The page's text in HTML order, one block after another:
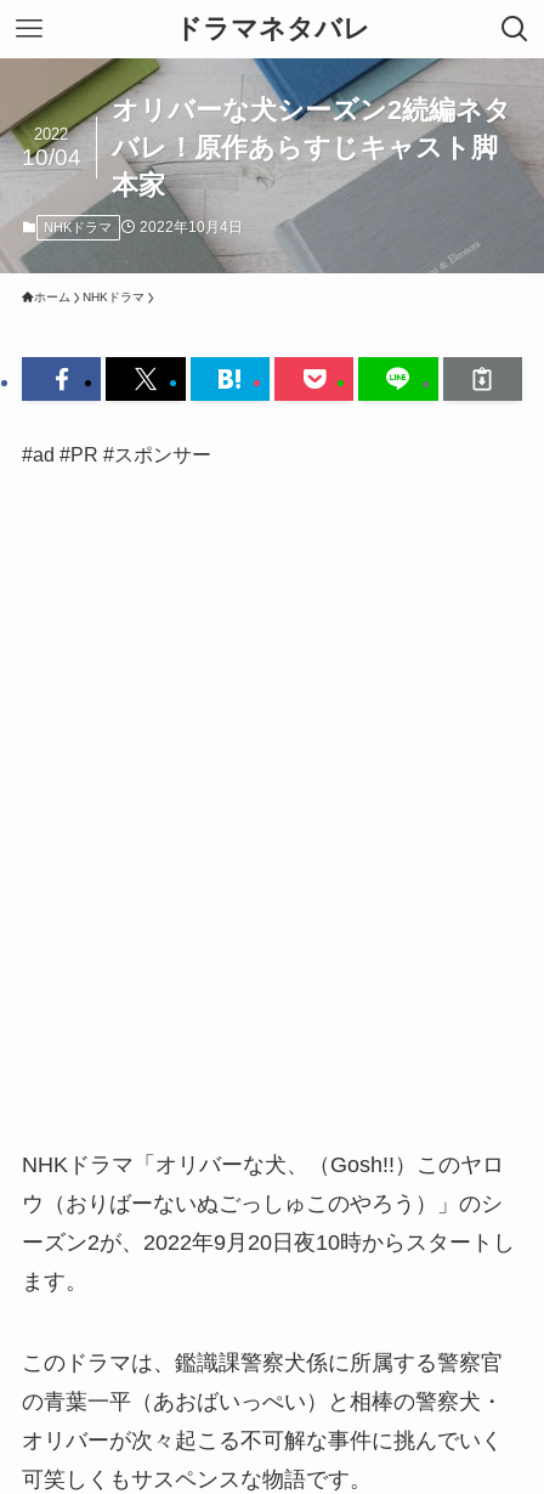
ドラマネタバレ
オリバーな犬シーズン2続編ネタ
バレ！原作あらすじキャスト脚
本家
2022
10/04
NHKドラマ 2022年10月4日
ホーム NHKドラマ
#ad #PR #スポンサー
NHKドラマ「オリバーな犬、（Gosh!!）このヤロ
ウ（おりばーないぬごっしゅこのやろう）」のシ
ーズン2が、2022年9月20日夜10時からスタートし
ます。
このドラマは、鑑識課警察犬係に所属する警察官
の青葉一平（あおばいっぺい）と相棒の警察犬・
オリバーが次々起こる不可解な事件に挑んでいく
可笑しくもサスペンスな物語です。